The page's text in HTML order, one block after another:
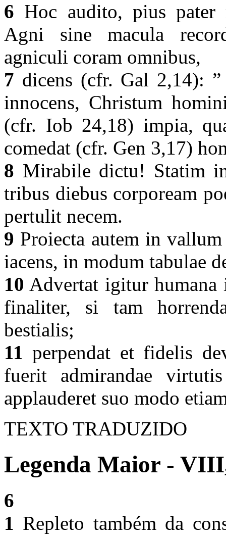
6 Hoc audito, pius pater
Agni sine macula
agniculi coram omnibus,
7 dicens (cfr. Gal 2,14):
innocens, Christum
(cfr. Iob 24,18) impia,
comedat (cfr. Gen 3,17)
8 Mirabile dictu! Statim
tribus diebus corpoream
pertulit necem.
9 Proiecta autem in
iacens, in modum tabulae
10 Advertat igitur humana
finaliter, si tam
bestialis;
11 perpendat et fidelis
fuerit admirandae
applauderet suo modo
TEXTO TRADUZIDO
Legenda Maior -
6
1 Repleto também da